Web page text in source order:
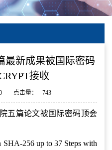
最新成果被国际密码
接收
点击量： 743
五篇论文被国际密码顶会
256 up to 37 Steps with